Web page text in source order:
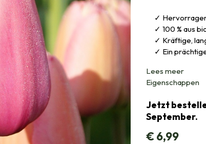
100 % aus
Kräftige,
Ein
Lees meer
Eigenschappen
Jetzt
September.
€6,99